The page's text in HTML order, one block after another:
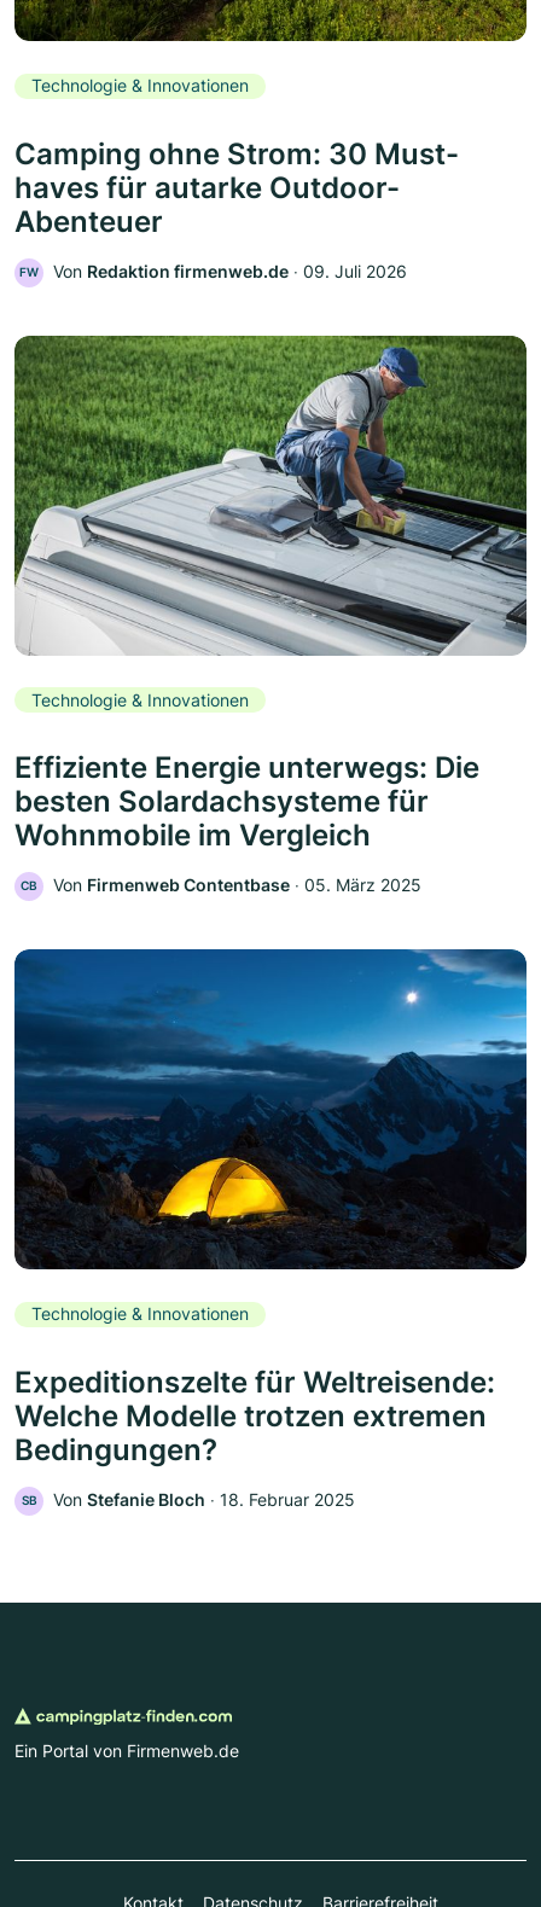
Technologie & Innovationen
Camping ohne Strom: 30 Must-
haves für autarke Outdoor-
Abenteuer
FW Von Redaktion firmenweb.de ‧ 09. Juli 2026
Technologie & Innovationen
Effiziente Energie unterwegs: Die
besten Solardachsysteme für
Wohnmobile im Vergleich
CB Von Firmenweb Contentbase ‧ 05. März 2025
Technologie & Innovationen
Expeditionszelte für Weltreisende:
Welche Modelle trotzen extremen
Bedingungen?
SB Von Stefanie Bloch ‧ 18. Februar 2025
Ein Portal von Firmenweb.de
Kontakt Datenschutz Barrierefreiheit